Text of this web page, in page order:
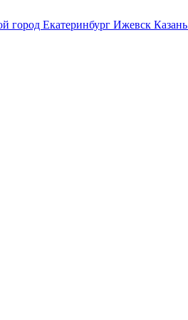
город Екатеринбург Ижевск Казань